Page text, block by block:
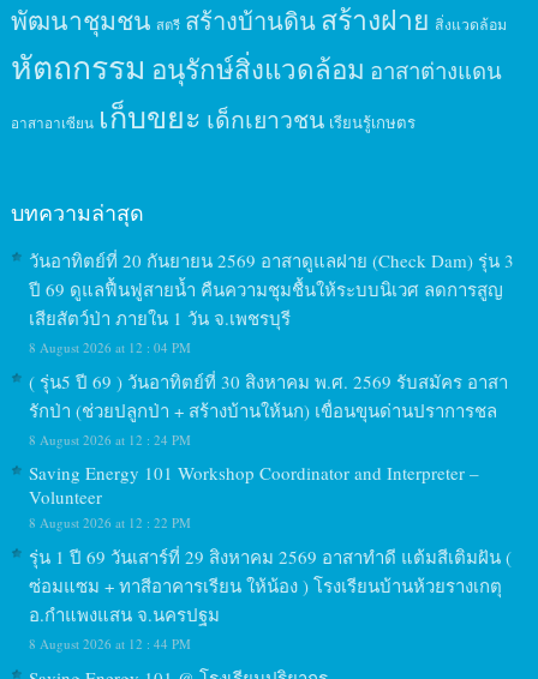
พัฒนาชุมชน สตรี สร้างบ้านดินสร้างฝาย สิ่งแวดล้อม
หัตถกรรม อนุรักษ์สิ่งแวดล้อม อาสาต่างแดน
อาสาอาเซียน เก็บขยะ เด็กเยาวชน เรียนรู้เกษตร
บทความล่าสุด
วันอาทิตย์ที่ 20 กันยายน 2569 อาสาดูแลฝาย (Check Dam) รุ่น 3
ปี 69 ดูแลฟื้นฟูสายน้ำ คืนความชุมชื้นให้ระบบนิเวศ ลดการสูญ
เสียสัตว์ป่า ภายใน 1 วัน จ.เพชรบุรี
8 August 2026 at 12 : 04 PM
( รุ่น5 ปี 69 ) วันอาทิตย์ที่ 30 สิงหาคม พ.ศ. 2569 รับสมัคร อาสา
รักป่า (ช่วยปลูกป่า + สร้างบ้านให้นก) เขื่อนขุนด่านปราการชล
8 August 2026 at 12 : 24 PM
Saving Energy 101 Workshop Coordinator and Interpreter –
Volunteer
8 August 2026 at 12 : 22 PM
รุ่น 1 ปี 69 วันเสาร์ที่ 29 สิงหาคม 2569 อาสาทำดี แต้มสีเติมฝัน (
ซ่อมแซม + ทาสีอาคารเรียน ให้น้อง ) โรงเรียนบ้านห้วยรางเกตุ
อ.กำแพงแสน จ.นครปฐม
8 August 2026 at 12 : 44 PM